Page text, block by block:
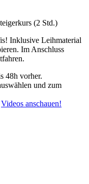
(2 Std.)
Inklusive Leihmaterial
Im Anschluss
48h vorher.
und zum
Videos anschauen!